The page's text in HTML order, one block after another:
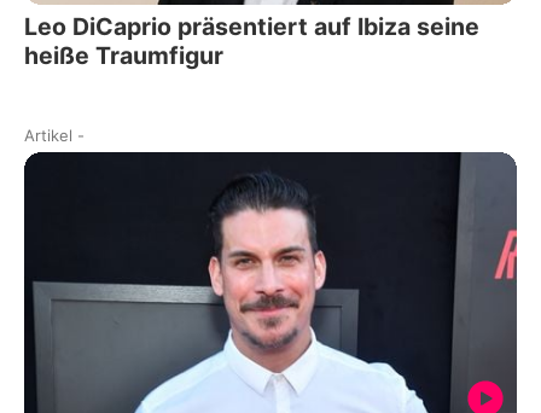
Leo DiCaprio präsentiert auf Ibiza seine
heiße Traumfigur
Artikel -